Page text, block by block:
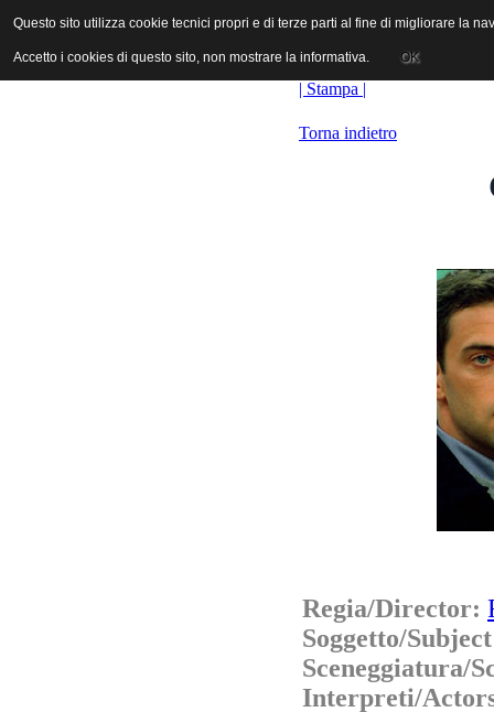
ANICA | Associazione Nazionale Industrie Cinematografiche
| Stampa |
Torna indietro
Regia/Director:
Soggetto/
Sceneggiatura/
Interpreti/
Questo sito utilizza cookie tecnici propri e di terze parti al fine di migliorare la
Accetto i cookies di questo sito, non mostrare la informativa. OK
Questo sito utilizza cookie tecnici propri e di terze parti al fine di migliorare la
Accetto i cookies di questo sito, non mostrare la informativa. OK